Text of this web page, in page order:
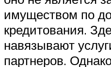
имуществом по
кредитования.
навязывают
партнеров.